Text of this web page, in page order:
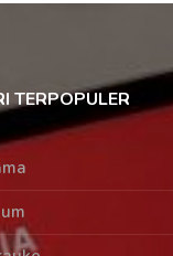
TERPOPULER